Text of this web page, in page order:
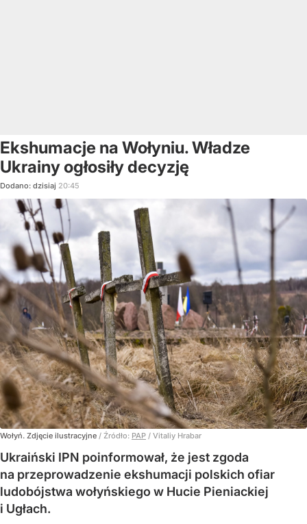
Ekshumacje na Wołyniu. Władze
Ukrainy ogłosiły decyzję
Dodano: dzisiaj 20:45
Wołyń. Zdjęcie ilustracyjne / Źródło: PAP / Vitaliy Hrabar
Ukraiński IPN poinformował, że jest zgoda
na przeprowadzenie ekshumacji polskich ofiar
ludobójstwa wołyńskiego w Hucie Pieniackiej
i Ugłach.